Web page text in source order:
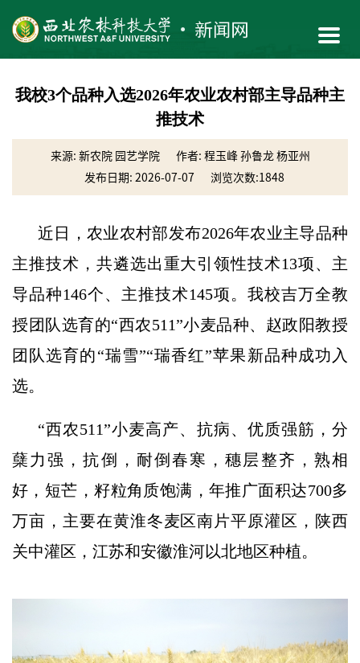
我校3个品种入选2026年农业农村部主导品种主
推技术
来源: 新农院 园艺学院
作者: 程玉峰 孙鲁龙 杨亚州
发布日期: 2026-07-07
浏览次数:1848
近日，农业农村部发布2026年农业主导品种
主推技术，共遴选出重大引领性技术13项、主
导品种146个、主推技术145项。我校吉万全教
授团队选育的“西农511”小麦品种、赵政阳教授
团队选育的“瑞雪”“瑞香红”苹果新品种成功入
选。
“西农511”小麦高产、抗病、优质强筋，分
蘖力强，抗倒，耐倒春寒，穗层整齐，熟相
好，短芒，籽粒角质饱满，年推广面积达700多
万亩，主要在黄淮冬麦区南片平原灌区，陕西
关中灌区，江苏和安徽淮河以北地区种植。